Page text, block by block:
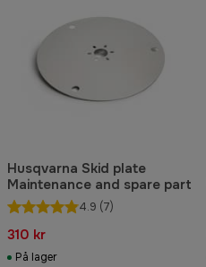
Husqvarna Skid plate
Maintenance and spare part
4.9 (7)
310 kr
På lager